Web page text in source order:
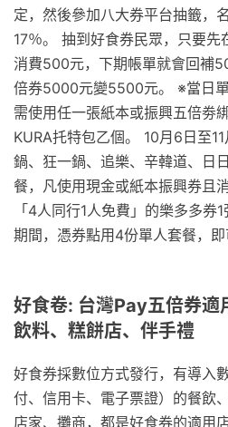
定，然後參加八大券平台抽籤，
17％。 抽到好食券民眾，只要先
消費500元，下期帳單就會回補
倍券5000元變5500元。 ※當日單
需使用任一張紙本或振興五倍劵
KURA托特包乙個。 10月6日至
鍋、狂一鍋、追樂、辛韓道、日
餐，凡使用現金或紙本振興券且
「4人同行1人免費」的樂多多券
期間，憑券點用4份單人套餐，即
好食卷: 台灣Pay五倍券適
飲料、糕餅店、伴手禮
好食券採數位方式發行，有導入
付、信用卡、電子票證）的餐飲
店家、攤商，都是好食券的適用